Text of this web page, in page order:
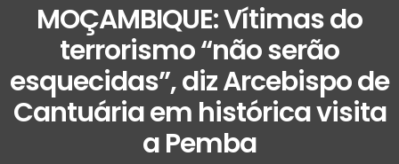
MOÇAMBIQUE: Vítimas do
terrorismo “não serão
esquecidas”, diz Arcebispo de
Cantuária em histórica visita
a Pemba